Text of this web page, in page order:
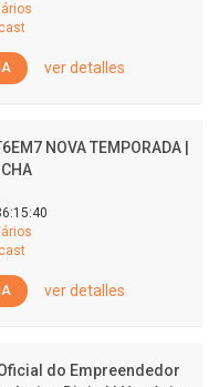
ver detalles
NOVA TEMPORADA |
ver detalles
do Empreendedor